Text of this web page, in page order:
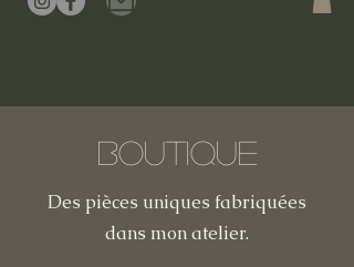
Boutique
Des pièces uniques fabriquées
dans mon atelier.